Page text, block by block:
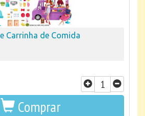
Carrinha de Comida
Comprar